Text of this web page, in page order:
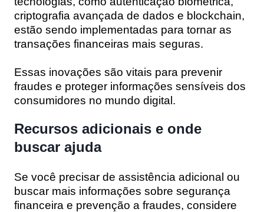
criptografia avançada de dados e blockchain,
estão sendo implementadas para tornar as
transações financeiras mais seguras.
Essas inovações são vitais para prevenir
fraudes e proteger informações sensíveis dos
consumidores no mundo digital.
Recursos adicionais e onde
buscar ajuda
Se você precisar de assistência adicional ou
buscar mais informações sobre segurança
financeira e prevenção a fraudes, considere